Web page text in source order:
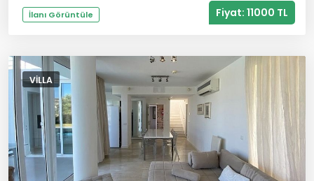
İlanı Görüntüle Fiyat: 11000 TL
VILLA